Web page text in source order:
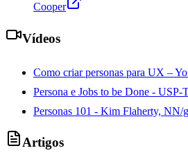
Cooper
Vídeos
Como criar personas para UX –
Persona e Jobs to be Done - USP-
Personas 101 - Kim Flaherty, NN/g
Artigos